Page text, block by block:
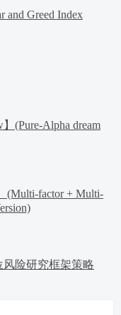
and Greed Index
】(Pure-Alpha dream
(Multi-factor + Multi-
险研究框架策略